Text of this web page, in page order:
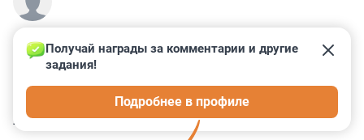
КОММЕНТАРИИ 26
Получай награды за комментарии и другие
задания!
Подробнее в профиле